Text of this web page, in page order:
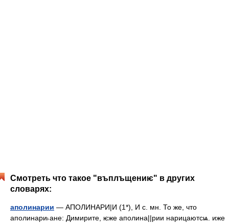
Смотреть что такое "въплъщениѥ" в других
словарях:
аполинарии — АПОЛИНАРИ|И (1*), И с. мн. То же, что
аполинари˫ане: Димирите, ѥже аполина||рии нарицаютсѩ. иже